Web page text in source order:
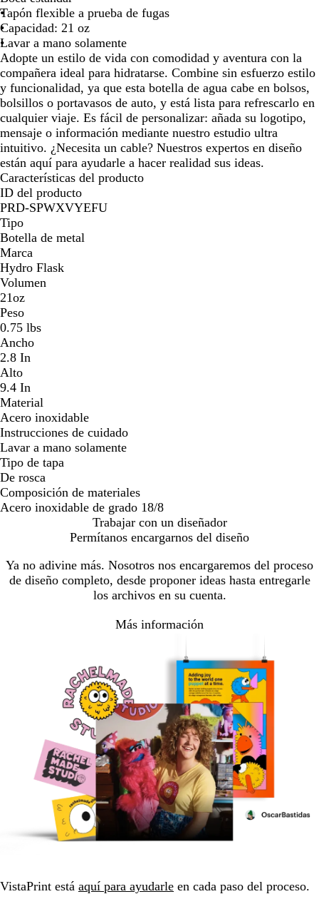
Tapón flexible a prueba de fugas
Capacidad: 21 oz
Lavar a mano solamente
Adopte un estilo de vida con comodidad y aventura con la
compañera ideal para hidratarse. Combine sin esfuerzo estilo
y funcionalidad, ya que esta botella de agua cabe en bolsos,
bolsillos o portavasos de auto, y está lista para refrescarlo en
cualquier viaje. Es fácil de personalizar: añada su logotipo,
mensaje o información mediante nuestro estudio ultra
intuitivo. ¿Necesita un cable? Nuestros expertos en diseño
están aquí para ayudarle a hacer realidad sus ideas.
Características del producto
ID del producto
PRD-SPWXVYEFU
Tipo
Botella de metal
Marca
Hydro Flask
Volumen
21oz
Peso
0.75 lbs
Ancho
2.8 In
Alto
9.4 In
Material
Acero inoxidable
Instrucciones de cuidado
Lavar a mano solamente
Tipo de tapa
De rosca
Composición de materiales
Acero inoxidable de grado 18/8
Trabajar con un diseñador
Permítanos encargarnos del diseño
Ya no adivine más. Nosotros nos encargaremos del proceso
de diseño completo, desde proponer ideas hasta entregarle
los archivos en su cuenta.
Más información
VistaPrint está aquí para ayudarle en cada paso del proceso.